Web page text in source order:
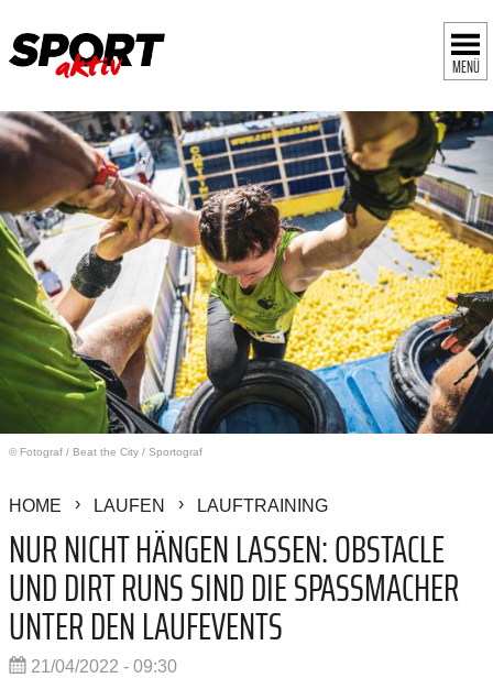
MENÜ
© Fotograf / Beat the City / Sportograf
HOME LAUFEN LAUFTRAINING
NUR NICHT HÄNGEN LASSEN: OBSTACLE
UND DIRT RUNS SIND DIE SPASSMACHER U
NTER DEN LAUFEVENTS
21/04/2022 - 09:30